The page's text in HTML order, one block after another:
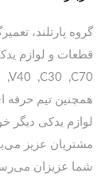
گروه پارتلند،
,V40 ,C30 ,C70 با تضمین کیفیت و بهترین قیمت می‌باشد.
همچنین تیم حرفه
لوازم یدکی دیگر
مشتریان عزیز
شما عزیزان